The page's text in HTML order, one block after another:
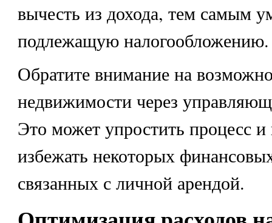
вычесть из дохода, тем самым
подлежащую налогообложению.
Обратите внимание на
недвижимости через
Это может упростить процесс и
избежать некоторых
связанных с личной арендой.